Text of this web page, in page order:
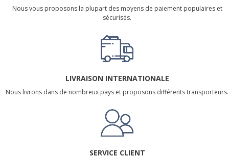
Nous vous proposons la plupart des moyens de paiement populaires et
sécurisés.
LIVRAISON INTERNATIONALE
Nous livrons dans de nombreux pays et proposons différents transporteurs.
SERVICE CLIENT